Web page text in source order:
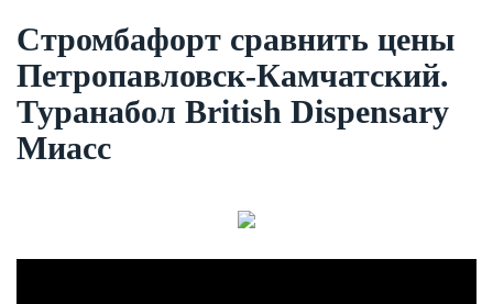
Стромбафорт сравнить цены
Петропавловск-Камчатский.
Туранабол British Dispensary
Миасс